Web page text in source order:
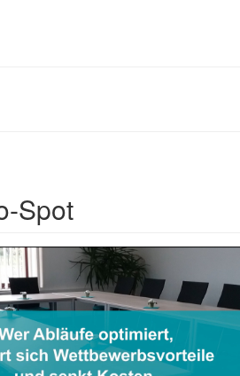
Spot